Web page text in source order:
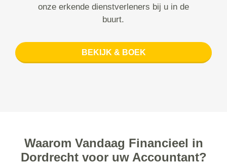
onze erkende dienstverleners bij u in de
buurt.
BEKIJK & BOEK
Waarom Vandaag Financieel in
Dordrecht voor uw Accountant?